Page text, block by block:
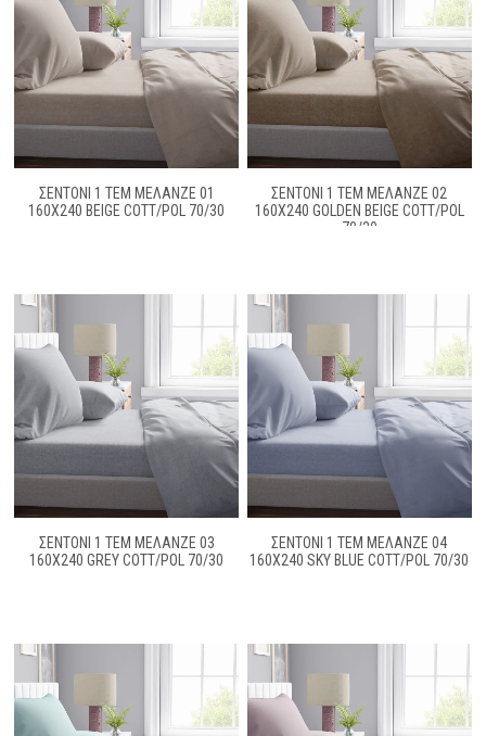
ΣΕΝΤΟΝΙ 1 ΤΕΜ ΜΕΛΑΝΖΈ 01
160X240 BEIGE COTT/POL 70/30
ΣΕΝΤΟΝΙ 1 ΤΕΜ ΜΕΛΑΝΖΈ 02
160X240 GOLDEN BEIGE COTT/POL
70/30
ΣΕΝΤΟΝΙ 1 ΤΕΜ ΜΕΛΑΝΖΈ 03
160Χ240 GREY COTT/POL 70/30
ΣΕΝΤΟΝΙ 1 ΤΕΜ ΜΕΛΑΝΖΈ 04
160Χ240 SKY BLUE COTT/POL 70/30